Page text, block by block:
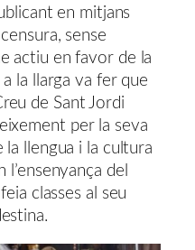
en mitjans
sense
actiu en favor de la
a la llarga va fer que
de Sant Jordi
per la seva
la llengua i la cultura
del
classes al seu